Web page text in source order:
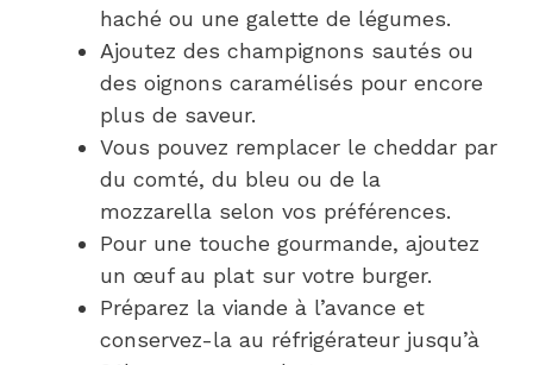
haché ou une galette de légumes.
Ajoutez des champignons sautés ou
des oignons caramélisés pour encore
plus de saveur.
Vous pouvez remplacer le cheddar par
du comté, du bleu ou de la
mozzarella selon vos préférences.
Pour une touche gourmande, ajoutez
un œuf au plat sur votre burger.
Préparez la viande à l’avance et
conservez-la au réfrigérateur jusqu’à